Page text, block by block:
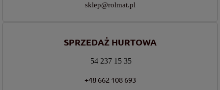
sklep@rolmat.pl
SPRZEDAŻ HURTOWA
54 237 15 35
+48 662 108 693